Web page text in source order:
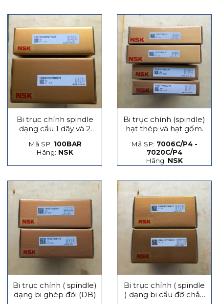
Bi trục chính spindle
dạng cầu 1 dãy và 2
Mã SP: 100BAR
Hãng: NSK
Bi trục chính (spindle)
hạt thép và hạt gốm.
Mã SP: 7006C/P4 -
7020C/P4
Hãng: NSK
Bi trục chính ( spindle)
dạng bi ghép đôi (DB)
Bi trục chính ( spindle
) dạng bi cầu đỡ chắn